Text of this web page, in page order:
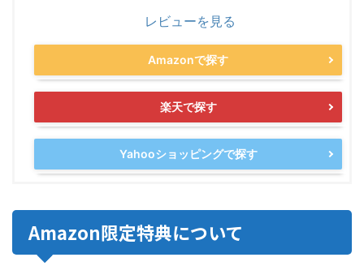
レビューを見る
Amazonで探す
楽天で探す
Yahooショッピングで探す
Amazon限定特典について